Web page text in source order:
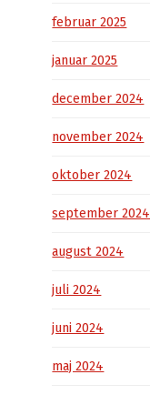
februar 2025
januar 2025
december 2024
november 2024
oktober 2024
september 2024
august 2024
juli 2024
juni 2024
maj 2024